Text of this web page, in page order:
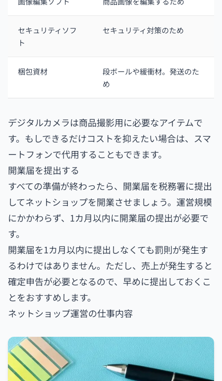
セキュリティソフ
ト
セキュリティ対策のため
梱包資材
段ボールや緩衝材。発送のた
め
デジタルカメラは商品撮影用に必要なアイテムで
す。もしできるだけコストを抑えたい場合は、スマ
ートフォンで代用することもできます。
開業届を提出する
すべての準備が終わったら、開業届を税務署に提出
してネットショップを開業させましょう。運営規模
にかかわらず、1カ月以内に開業届の提出が必要で
す。
開業届を1カ月以内に提出しなくても罰則が発生す
るわけではありません。ただし、売上が発生すると
確定申告が必要となるので、早めに提出しておくこ
とをおすすめします。
ネットショップ運営の仕事内容